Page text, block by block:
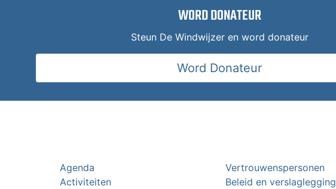
WORD DONATEUR
Steun De Windwijzer en word donateur
Word Donateur
Agenda
Activiteiten
Vertrouwenspersonen
Beleid en verslaglegging